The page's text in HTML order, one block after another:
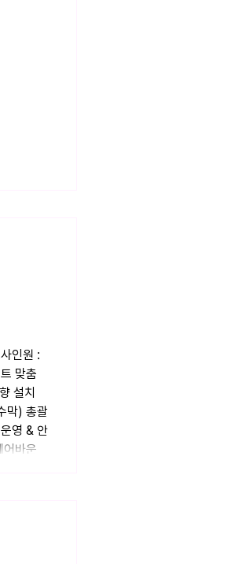
인원 :
맞춤
설치
막) 총괄
영 & 안
바운